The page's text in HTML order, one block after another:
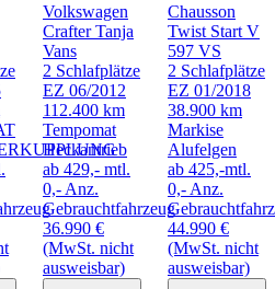
Volkswagen
Crafter Tanja
Vans
2 Schlafplätze
EZ 06/2012
112.400 km
Tempomat
Heckantrieb
ab 429,- mtl.
0,- Anz.
Gebrauchtfahrzeug
36.990 €
(MwSt. nicht
ausweisbar)
Chausson
Twist Start V
597 VS
2 Schlafplätze
EZ 01/2018
38.900 km
Markise
Alufelgen
ab 425,-mtl.
0,- Anz.
44.990 €
(MwSt. nicht
ausweisbar)